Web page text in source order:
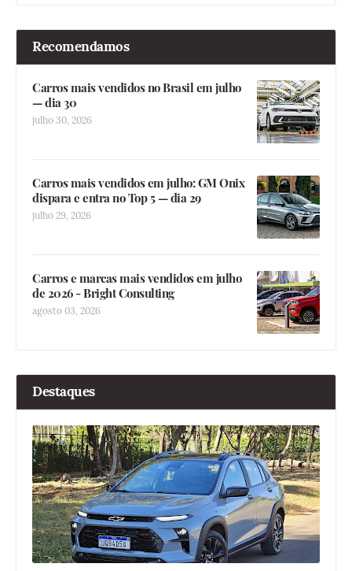
Recomendamos
Carros mais vendidos no Brasil em julho
— dia 30
julho 30, 2026
Carros mais vendidos em julho: GM Onix
dispara e entra no Top 5 — dia 29
julho 29, 2026
Carros e marcas mais vendidos em julho
de 2026 - Bright Consulting
agosto 03, 2026
Destaques